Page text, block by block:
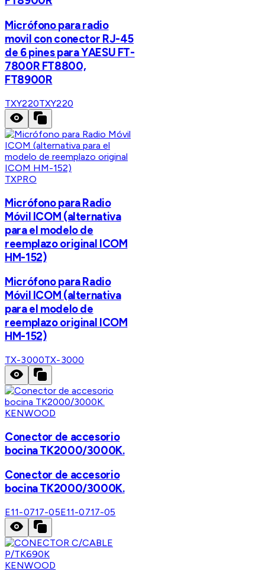
Micrófono para radio
movil con conector RJ-45
de 6 pines para YAESU FT-
7800R FT8800,
FT8900R
TXY220TXY220
TXPRO
Micrófono para Radio
Móvil ICOM (alternativa
para el modelo de
reemplazo original ICOM
HM-152)
Micrófono para Radio
Móvil ICOM (alternativa
para el modelo de
reemplazo original ICOM
HM-152)
TX-3000TX-3000
KENWOOD
Conector de accesorio
bocina TK2000/3000K.
Conector de accesorio
bocina TK2000/3000K.
E11-0717-05E11-0717-05
KENWOOD